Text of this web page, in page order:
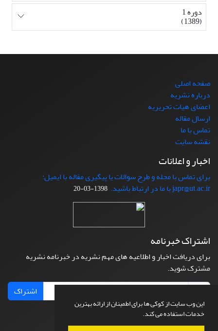
این وب سایت از کوکی ها برای اطمینان از ارائه بهترین
خدمات استفاده می کند.
دوره 1
(1389)
صفحه اصلی
درباره نشریه
اعضای هیات تحریریه
ارسال مقاله
تماس با ما
نقشه سایت
اخبار و اعلانات
برای تماس با مجله و طرح سوالات یا پیگیری مقاله با ایمیل:
japr@ut.ac.ir با ما در ارتباط باشید.
1398-03-20
اشتراک خبرنامه
برای دریافت اخبار و اطلاعیه های مهم نشریه در خبرنامه نشریه
مشترک شوید.
اشتراک